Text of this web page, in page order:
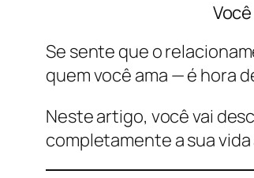
Se sente que o
quem você ama — é hora
Neste artigo, você vai
completamente a sua